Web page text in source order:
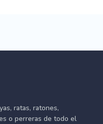
ratas, ratones,
o perreras de todo el